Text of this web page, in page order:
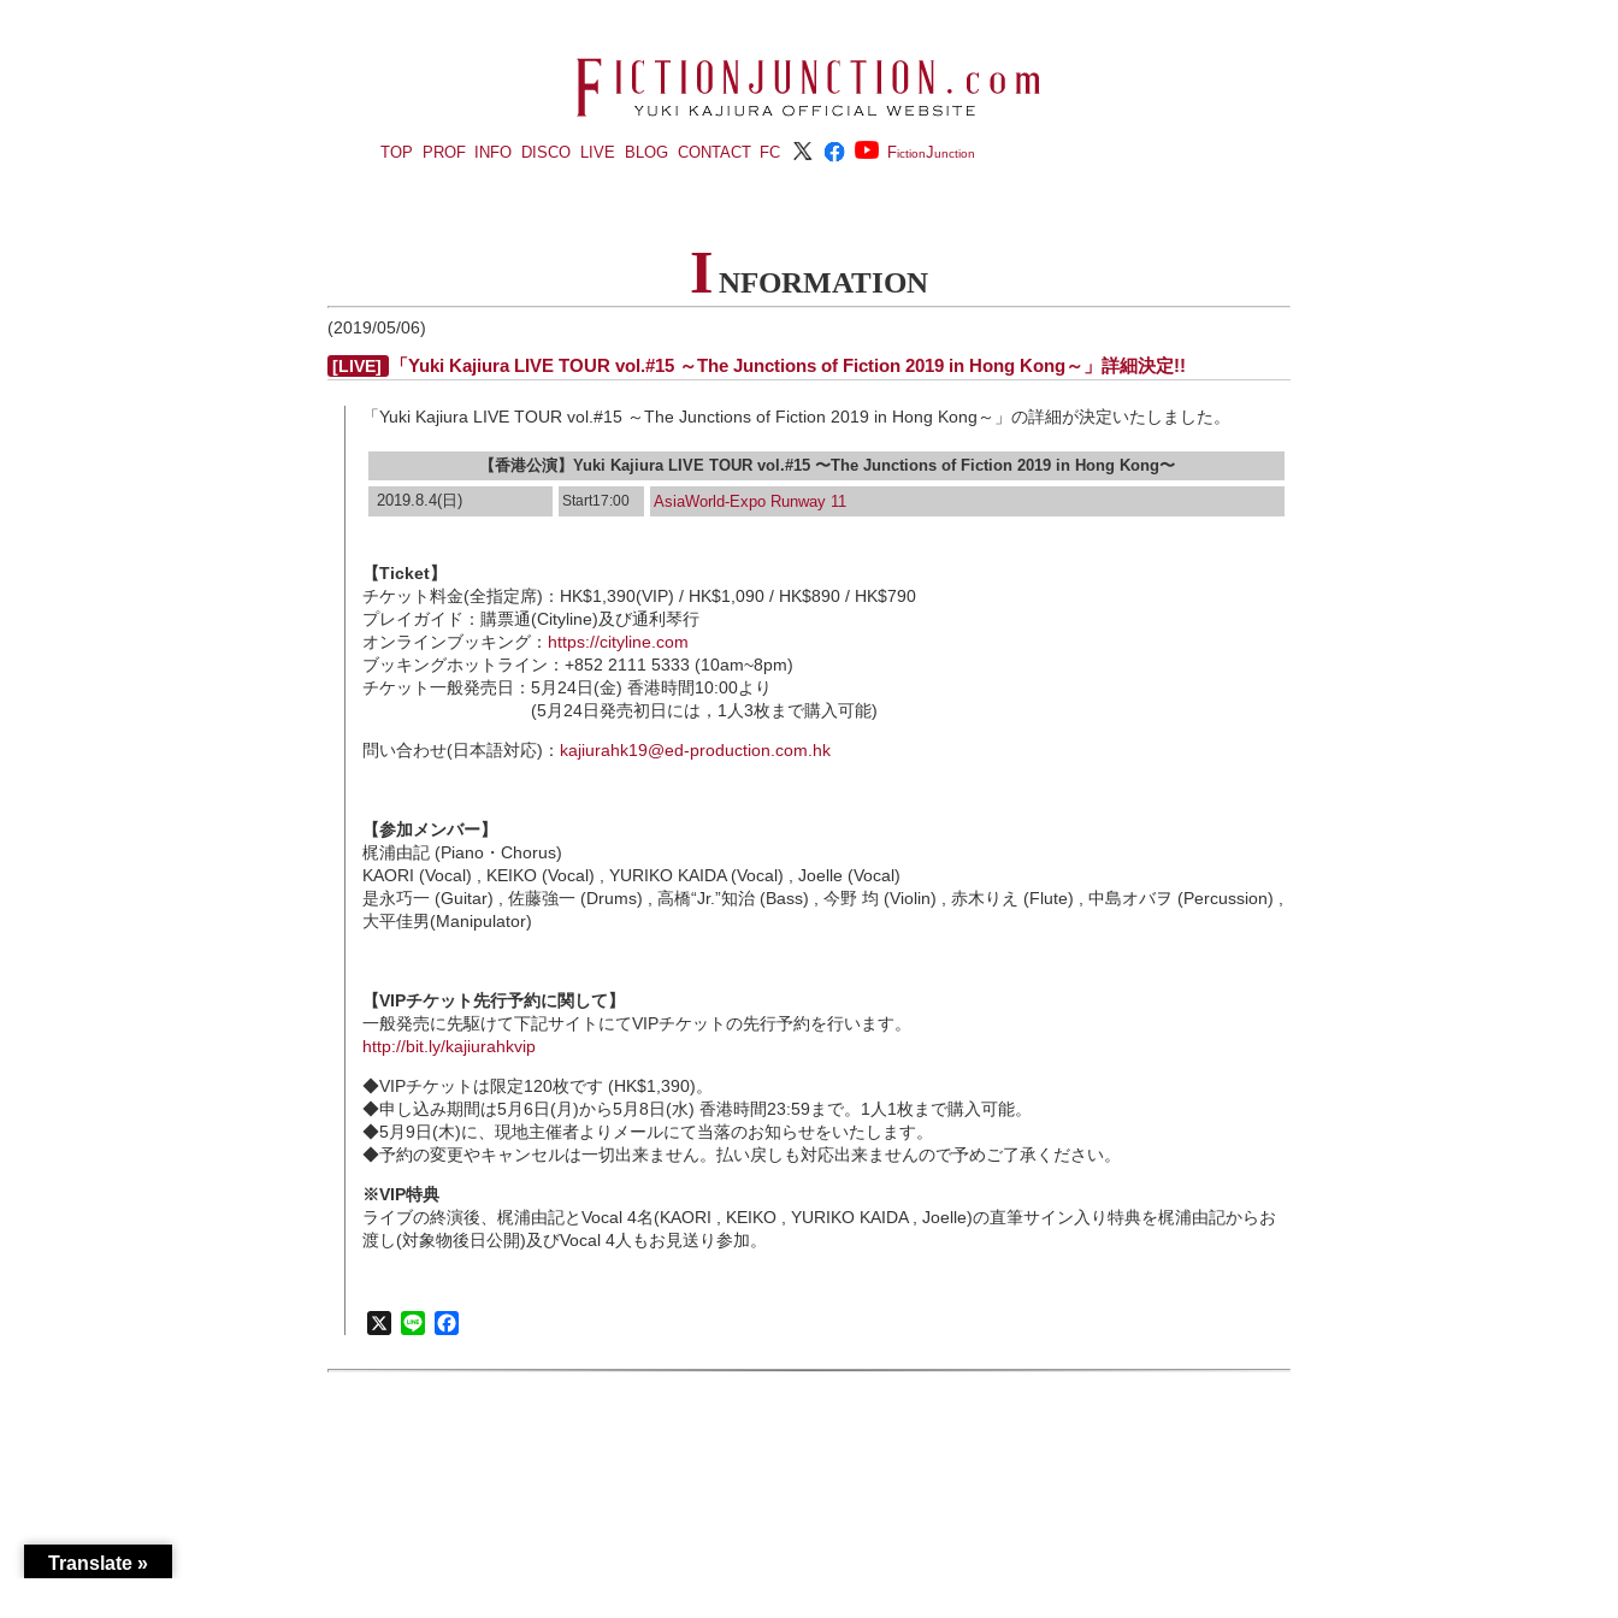
TOP PROF INFO DISCO LIVE BLOG CONTACT FC FictionJunction
I NFORMATION
(2019/05/06)
[LIVE] 「Yuki Kajiura LIVE TOUR vol.#15 ～The Junctions of Fiction 2019 in Hong Kong～」詳細決定!!
「Yuki Kajiura LIVE TOUR vol.#15 ～The Junctions of Fiction 2019 in Hong Kong～」の詳細が決定いたしました。
【香港公演】Yuki Kajiura LIVE TOUR vol.#15 〜The Junctions of Fiction 2019 in Hong Kong〜
2019.8.4(日)
Start17:00 AsiaWorld-Expo Runway 11
【Ticket】
チケット料金(全指定席)：HK$1,390(VIP) / HK$1,090 / HK$890 / HK$790
プレイガイド：購票通(Cityline)及び通利琴行
オンラインブッキング： https://cityline.com
ブッキングホットライン：+852 2111 5333 (10am~8pm)
チケット一般発売日：5月24日(金) 香港時間10:00より
(5月24日発売初日には，1人3枚まで購入可能)
問い合わせ(日本語対応)： kajiurahk19@ed-production.com.hk
【参加メンバー】
梶浦由記 (Piano・Chorus)
KAORI (Vocal) , KEIKO (Vocal) , YURIKO KAIDA (Vocal) , Joelle (Vocal)
是永巧一 (Guitar) , 佐藤強一 (Drums) , 高橋“Jr.”知治 (Bass) , 今野 均 (Violin) , 赤木りえ (Flute) , 中島オバヲ (Percussion) ,
大平佳男(Manipulator)
【VIPチケット先行予約に関して】
一般発売に先駆けて下記サイトにてVIPチケットの先行予約を行います。
http://bit.ly/kajiurahkvip
◆VIPチケットは限定120枚です (HK$1,390)。
◆申し込み期間は5月6日(月)から5月8日(水) 香港時間23:59まで。1人1枚まで購入可能。
◆5月9日(木)に、現地主催者よりメールにて当落のお知らせをいたします。
◆予約の変更やキャンセルは一切出来ません。払い戻しも対応出来ませんので予めご了承ください。
※VIP特典
ライブの終演後、梶浦由記とVocal 4名(KAORI , KEIKO , YURIKO KAIDA , Joelle)の直筆サイン入り特典を梶浦由記からお
渡し(対象物後日公開)及びVocal 4人もお見送り参加。
X Line
Translate »